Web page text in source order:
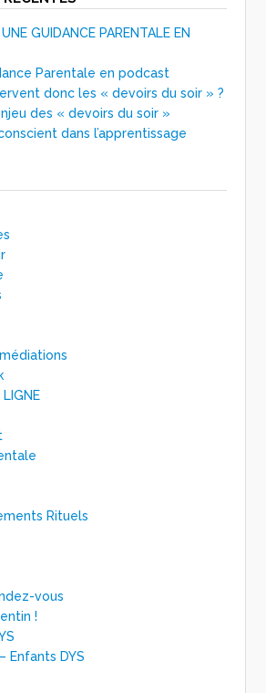
GUIDANCE PARENTALE EN
Parentale en podcast
donc les « devoirs du soir » ?
des « devoirs du soir »
dans l’apprentissage
LIGNE
Rituels
vous
!
Enfants DYS